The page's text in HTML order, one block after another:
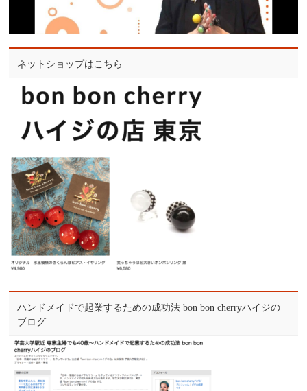
ネットショップはこちら
ハンドメイドで起業するための成功法 bon bon cherryハイジの
ブログ